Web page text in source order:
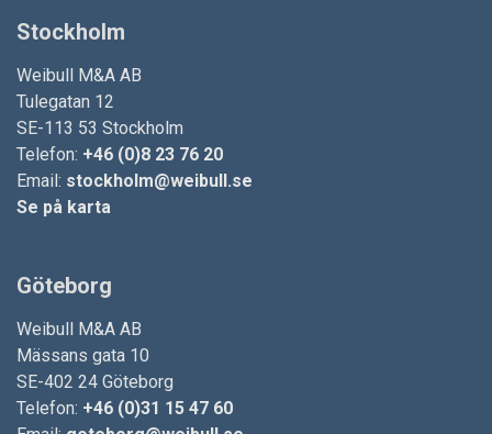
Stockholm
Weibull M&A AB
Tulegatan 12
SE-113 53 Stockholm
Telefon: +46 (0)8 23 76 20
Email: stockholm@weibull.se
Se på karta
Göteborg
Weibull M&A AB
Mässans gata 10
SE-402 24 Göteborg
Telefon: +46 (0)31 15 47 60